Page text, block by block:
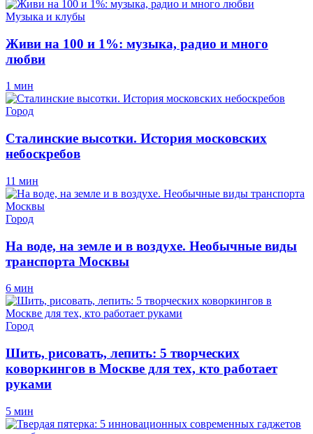
Музыка и клубы
Живи на 100 и 1%: музыка, радио и много
любви
1 мин
Город
Сталинские высотки. История московских
небоскребов
11 мин
Город
На воде, на земле и в воздухе. Необычные виды
транспорта Москвы
6 мин
Город
Шить, рисовать, лепить: 5 творческих
коворкингов в Москве для тех, кто работает
руками
5 мин